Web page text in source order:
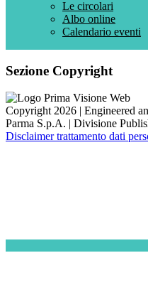
Le circolari
Albo online
Calendario eventi
Sezione Copyright
Copyright 2026 | Engineered
Parma S.p.A. | Divisione
Disclaimer trattamento dati